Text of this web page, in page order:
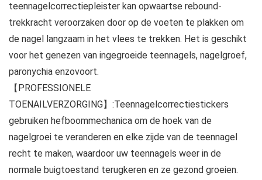
teennagelcorrectiepleister kan opwaartse rebound-
trekkracht veroorzaken door op de voeten te plakken om
de nagel langzaam in het vlees te trekken. Het is geschikt
voor het genezen van ingegroeide teennagels, nagelgroef,
paronychia enzovoort.
【PROFESSIONELE
TOENAILVERZORGING】:Teennagelcorrectiestickers
gebruiken hefboommechanica om de hoek van de
nagelgroei te veranderen en elke zijde van de teennagel
recht te maken, waardoor uw teennagels weer in de
normale buigtoestand terugkeren en ze gezond groeien.